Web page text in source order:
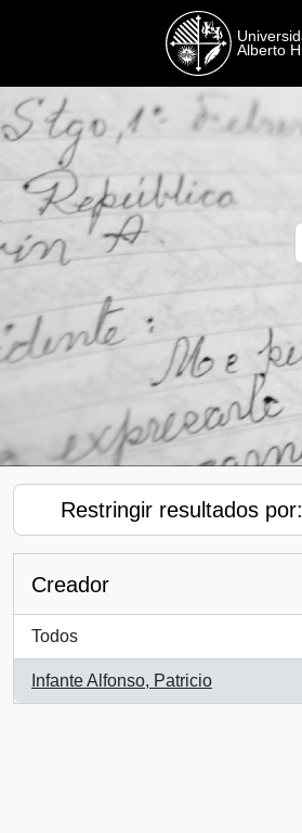
Restringir resultados por:
Creador
Todos
Infante Alfonso, Patricio
, 1 resultados